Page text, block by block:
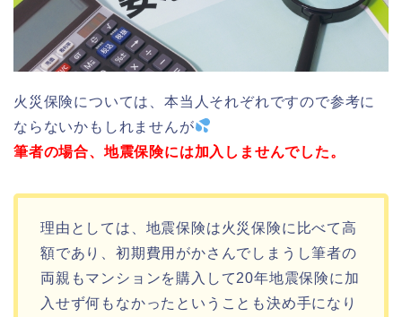
火災保険については、本当人それぞれですので参考に
ならないかもしれませんが
筆者の場合、地震保険には加入しませんでした。
理由としては、地震保険は火災保険に比べて高
額であり、初期費用がかさんでしまうし筆者の
両親もマンションを購入して20年地震保険に加
入せず何もなかったということも決め手になり